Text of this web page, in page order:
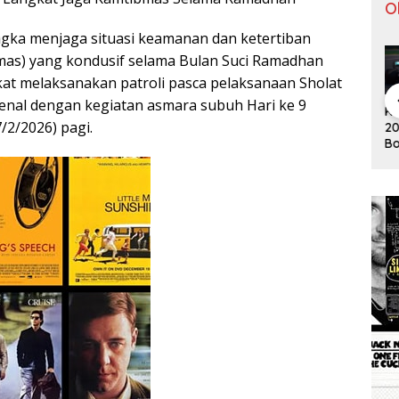
menjaga situasi keamanan dan ketertiban
yang kondusif selama Bulan Suci Ramadhan
melaksanakan patroli pasca pelaksanaan Sholat
dengan kegiatan asmara subuh Hari ke 9
2/2026) pagi.
Klasemen F1
2019 Usai
Menangi GP
Australia
Tontowi
Juara Dunia
Pergantian
Tunggal